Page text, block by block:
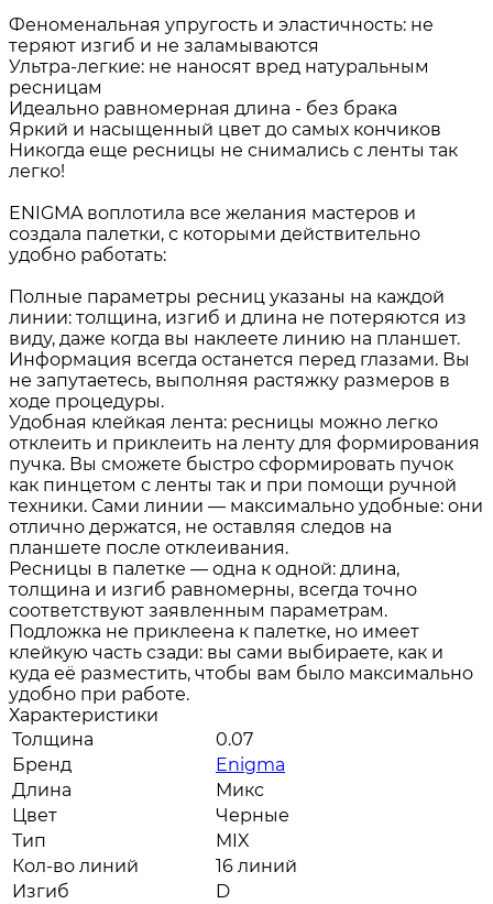
Феноменальная упругость и эластичность: не
теряют изгиб и не заламываются
Ультра-легкие: не наносят вред натуральным
ресницам
Идеально равномерная длина - без брака
Яркий и насыщенный цвет до самых кончиков
Никогда еще ресницы не снимались с ленты так
легко!
ENIGMA воплотила все желания мастеров и
создала палетки, с которыми действительно
удобно работать:
Полные параметры ресниц указаны на каждой
линии: толщина, изгиб и длина не потеряются из
виду, даже когда вы наклеете линию на планшет.
Информация всегда останется перед глазами. Вы
не запутаетесь, выполняя растяжку размеров в
ходе процедуры.
Удобная клейкая лента: ресницы можно легко
отклеить и приклеить на ленту для формирования
пучка. Вы сможете быстро сформировать пучок
как пинцетом с ленты так и при помощи ручной
техники. Сами линии — максимально удобные: они
отлично держатся, не оставляя следов на
планшете после отклеивания.
Ресницы в палетке — одна к одной: длина,
толщина и изгиб равномерны, всегда точно
соответствуют заявленным параметрам.
Подложка не приклеена к палетке, но имеет
клейкую часть сзади: вы сами выбираете, как и
куда её разместить, чтобы вам было максимально
удобно при работе.
Характеристики
Толщина
0.07
Бренд
Enigma
Длина
Микс
Цвет
Черные
Тип
MIX
Кол-во линий
16 линий
Изгиб
D